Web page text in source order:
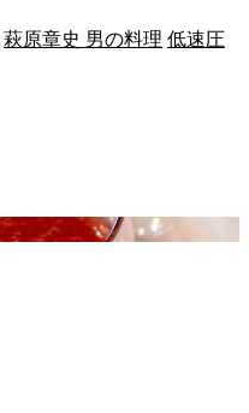
萩原章史 男の料理 低速圧